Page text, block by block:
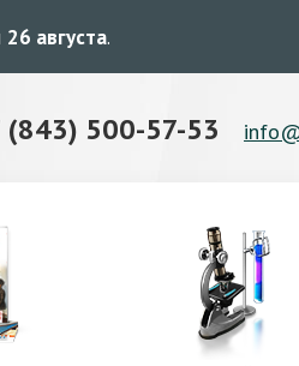
26 августа.
(843) 500-57-53